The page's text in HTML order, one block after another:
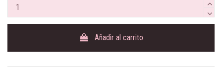
Añadir al carrito